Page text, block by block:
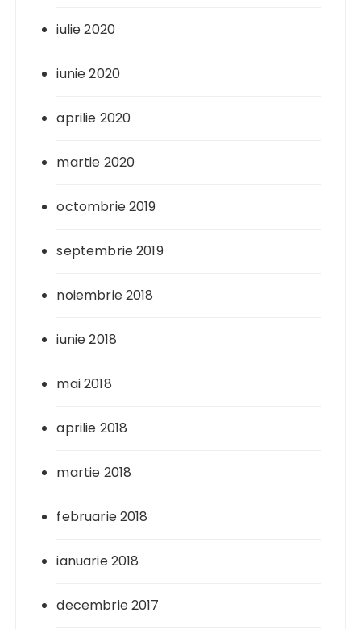
iulie 2020
iunie 2020
aprilie 2020
martie 2020
octombrie 2019
septembrie 2019
noiembrie 2018
iunie 2018
mai 2018
aprilie 2018
martie 2018
februarie 2018
ianuarie 2018
decembrie 2017